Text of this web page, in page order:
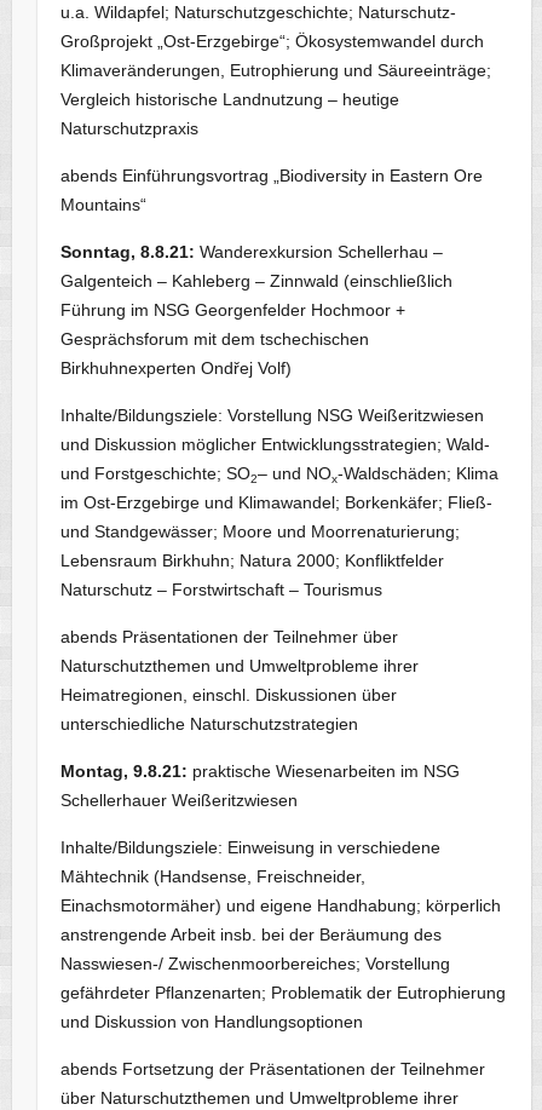
u.a. Wildapfel; Naturschutzgeschichte; Naturschutz-
Großprojekt „Ost-Erzgebirge“; Ökosystemwandel durch
Klimaveränderungen, Eutrophierung und Säureeinträge;
Vergleich historische Landnutzung – heutige
Naturschutzpraxis
abends Einführungsvortrag „Biodiversity in Eastern Ore
Mountains“
Sonntag, 8.8.21:Wanderexkursion Schellerhau –
Galgenteich – Kahleberg – Zinnwald (einschließlich
Führung im NSG Georgenfelder Hochmoor +
Gesprächsforum mit dem tschechischen
Birkhuhnexperten Ondřej Volf)
Inhalte/Bildungsziele: Vorstellung NSG Weißeritzwiesen
und Diskussion möglicher Entwicklungsstrategien; Wald-
und Forstgeschichte; SO2– und NOx-Waldschäden; Klima
im Ost-Erzgebirge und Klimawandel; Borkenkäfer; Fließ-
und Standgewässer; Moore und Moorrenaturierung;
Lebensraum Birkhuhn; Natura 2000; Konfliktfelder
Naturschutz – Forstwirtschaft – Tourismus
abends Präsentationen der Teilnehmer über
Naturschutzthemen und Umweltprobleme ihrer
Heimatregionen, einschl. Diskussionen über
unterschiedliche Naturschutzstrategien
Montag, 9.8.21: praktische Wiesenarbeiten im NSG
Schellerhauer Weißeritzwiesen
Inhalte/Bildungsziele: Einweisung in verschiedene
Mähtechnik (Handsense, Freischneider,
Einachsmotormäher) und eigene Handhabung; körperlich
anstrengende Arbeit insb. bei der Beräumung des
Nasswiesen-/ Zwischen­moorbereiches; Vorstellung
gefährdeter Pflanzenarten; Problematik der Eutrophierung
und Diskussion von Handlungsoptionen
abends Fortsetzung der Präsentationen der Teilnehmer
über Naturschutzthemen und Umweltprobleme ihrer